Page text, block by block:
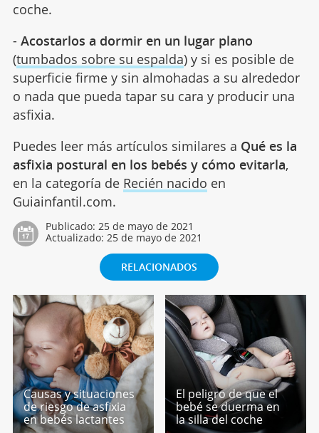
coche.
- Acostarlos a dormir en un lugar plano
(tumbados sobre su espalda) y si es posible de
superficie firme y sin almohadas a su alrededor
o nada que pueda tapar su cara y producir una
asfixia.
Puedes leer más artículos similares a Qué es la
asfixia postural en los bebés y cómo evitarla,
en la categoría de Recién nacido en
Guiainfantil.com.
Publicado: 25 de mayo de 2021
Actualizado: 25 de mayo de 2021
RELACIONADOS
Causas y situaciones
de riesgo de asfixia
en bebés lactantes
El peligro de que el
bebé se duerma en
la silla del coche